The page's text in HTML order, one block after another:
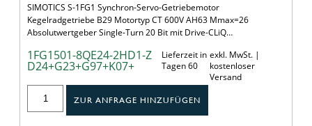
SIMOTICS S-1FG1 Synchron-Servo-Getriebemotor
Kegelradgetriebe B29 Motortyp CT 600V AH63 Mmax=26
Absolutwertgeber Single-Turn 20 Bit mit Drive-CLiQ…
1FG1501-8QE24-2HD1-Z
D24+G23+G97+K07+
Lieferzeit in
Tagen 60
exkl. MwSt. |
kostenloser
Versand
ZUR ANFRAGE HINZUFÜGEN